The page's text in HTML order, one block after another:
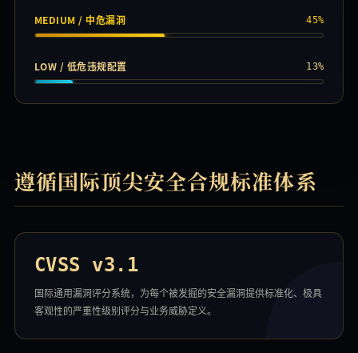
MEDIUM / 中危漏洞 45%
LOW / 低危违规配置 13%
遵循国际顶尖安全合规标准体系
CVSS v3.1
国际通用漏洞评分系统，为每个被发掘的安全漏洞提供标准化、极具
客观性的严重性级别评分与业务威胁定义。